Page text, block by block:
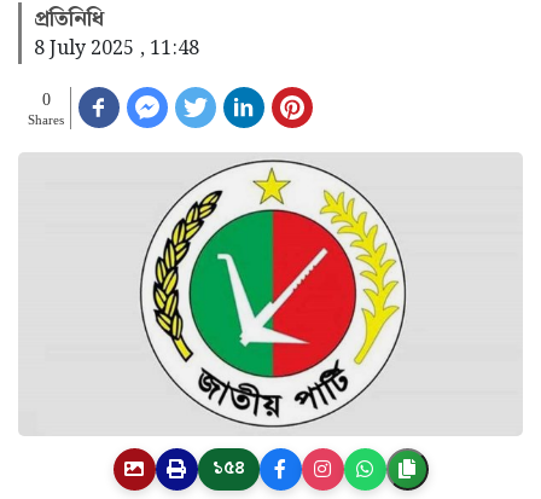
প্রতিনিধি
8 July 2025 , 11:48
0
Shares
১৫৪